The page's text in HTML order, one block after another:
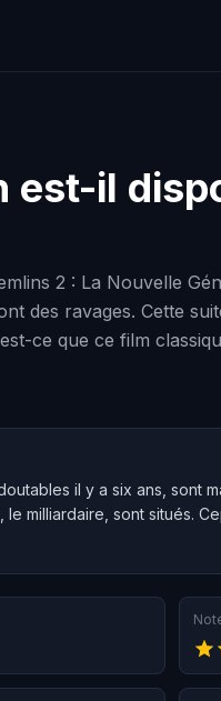
est-il
2 : La Nouvelle
des ravages. Cette
ce que ce film
il y a six ans, sont
milliardaire, sont situés.